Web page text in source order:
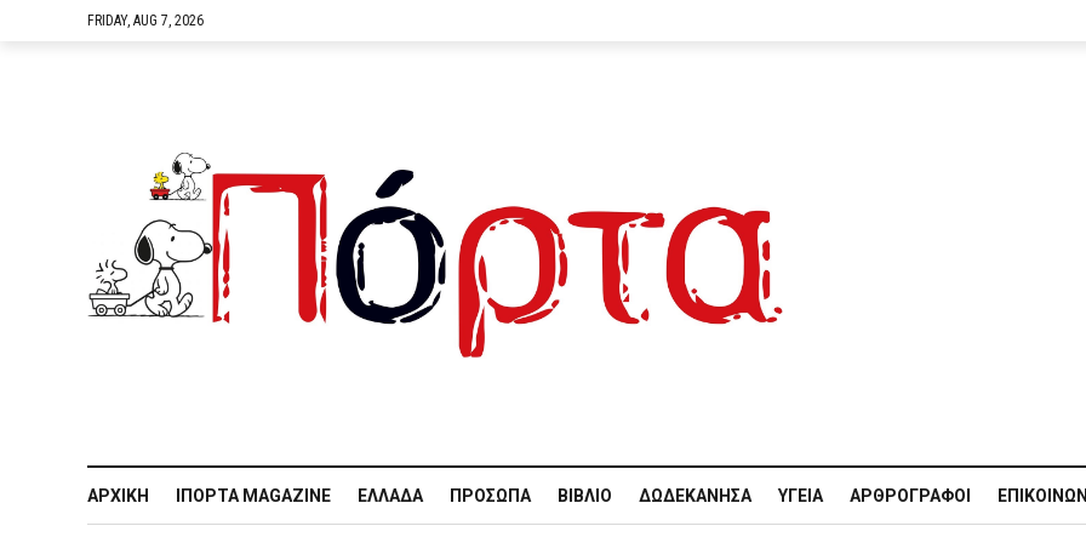
FRIDAY, AUG 7, 2026
ΑΡΧΙΚΉ IΠΌΡΤΑ MAGAZINE ΕΛΛΆΔΑ ΠΡΌΣΩΠΑ ΒΙΒΛΊΟ ΔΩΔΕΚΆΝΗΣΑ ΥΓΕΊΑ ΑΡΘΡΟΓΡΆΦΟΙ